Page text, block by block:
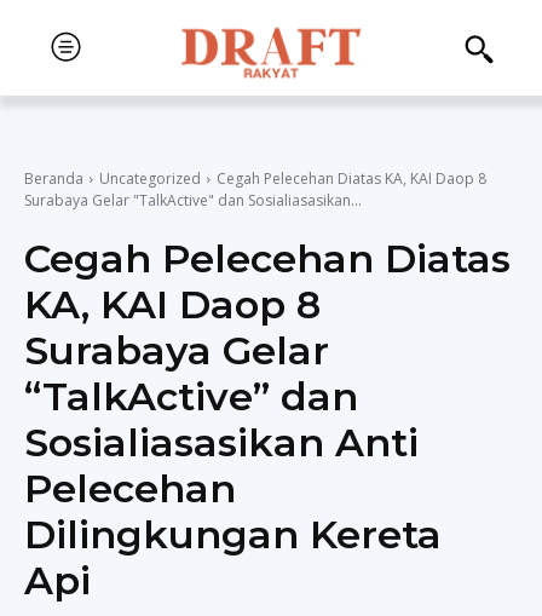
Beranda Uncategorized
Cegah Pelecehan Diatas KA, KAI Daop 8
Surabaya Gelar "TalkActive" dan Sosialiasasikan...
Cegah Pelecehan Diatas
KA, KAI Daop 8
Surabaya Gelar
“TalkActive” dan
Sosialiasasikan Anti
Pelecehan
Dilingkungan Kereta
Api